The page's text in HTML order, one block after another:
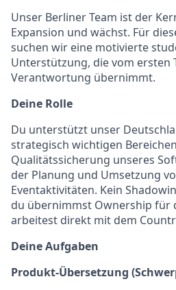
Unser Berliner Team ist der
Expansion und wächst. Für
suchen wir eine motivierte
Unterstützung, die vom ersten
Verantwortung übernimmt.
Deine Rolle
Du unterstützt unser
strategisch wichtigen
Qualitätssicherung unseres
der Planung und Umsetzung
Eventaktivitäten. Kein
du übernimmst Ownership für
arbeitest direkt mit dem
Deine Aufgaben
Produkt-Übersetzung